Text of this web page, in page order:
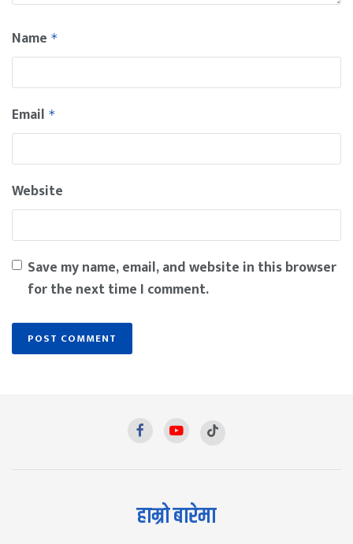
Name *
Email *
Website
Save my name, email, and website in this browser
for the next time I comment.
हाम्रो बारेमा